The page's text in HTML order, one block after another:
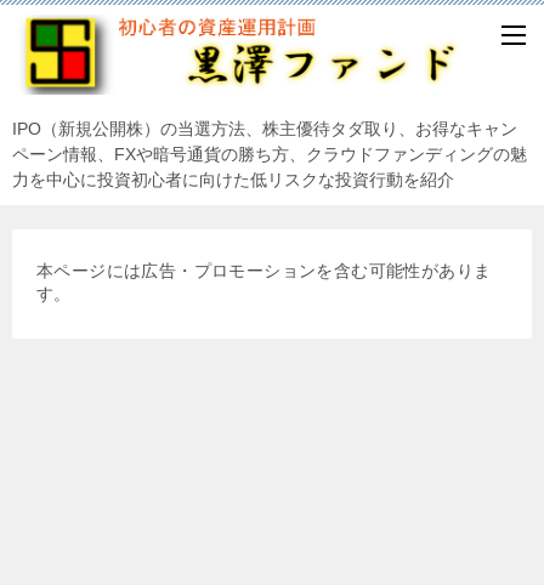
IPO（新規公開株）の当選方法、株主優待タダ取り、お得なキャン
ペーン情報、FXや暗号通貨の勝ち方、クラウドファンディングの魅
力を中心に投資初心者に向けた低リスクな投資行動を紹介
本ページには広告・プロモーションを含む可能性がありま
す。